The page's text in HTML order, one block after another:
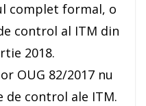
complet formal, o
control al ITM din
2018.
OUG 82/2017 nu
control ale ITM.